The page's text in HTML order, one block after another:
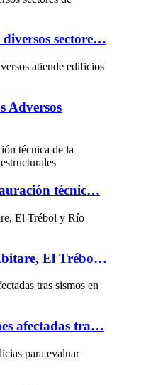
diversos sectore…
Adversos
técnic…
El Trébo…
afectadas tra…